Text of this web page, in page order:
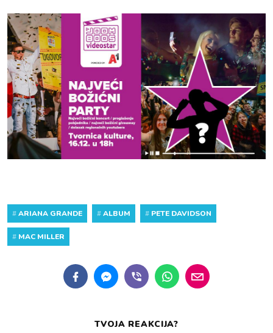
#ARIANA GRANDE #ALBUM # PETE DAVIDSON
# MAC MILLER
TVOJA REAKCIJA?